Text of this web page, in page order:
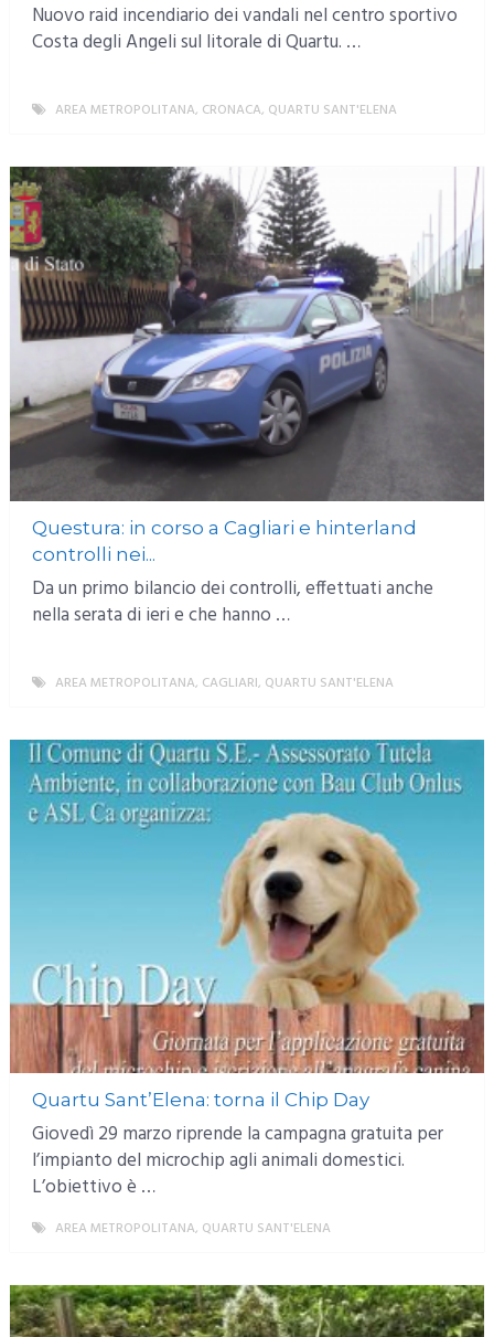
Nuovo raid incendiario dei vandali nel centro sportivo
Costa degli Angeli sul litorale di Quartu. …
AREA METROPOLITANA, CRONACA, QUARTU SANT'ELENA
Questura: in corso a Cagliari e hinterland
controlli nei...
Da un primo bilancio dei controlli, effettuati anche
nella serata di ieri e che hanno …
AREA METROPOLITANA, CAGLIARI, QUARTU SANT'ELENA
Quartu Sant’Elena: torna il Chip Day
Giovedì 29 marzo riprende la campagna gratuita per
l’impianto del microchip agli animali domestici.
L’obiettivo è …
AREA METROPOLITANA, QUARTU SANT'ELENA